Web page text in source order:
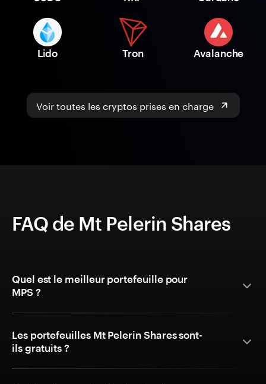
Lido Tron Avalanche
Voir toutes les cryptos prises en charge
FAQ de Mt Pelerin Shares
Quel est le meilleur portefeuille pour
MPS ?
Les portefeuilles Mt Pelerin Shares sont-
ils gratuits ?